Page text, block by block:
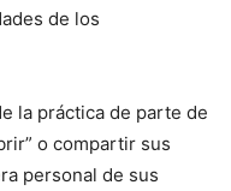
de los
la práctica de parte de
o compartir sus
personal de sus